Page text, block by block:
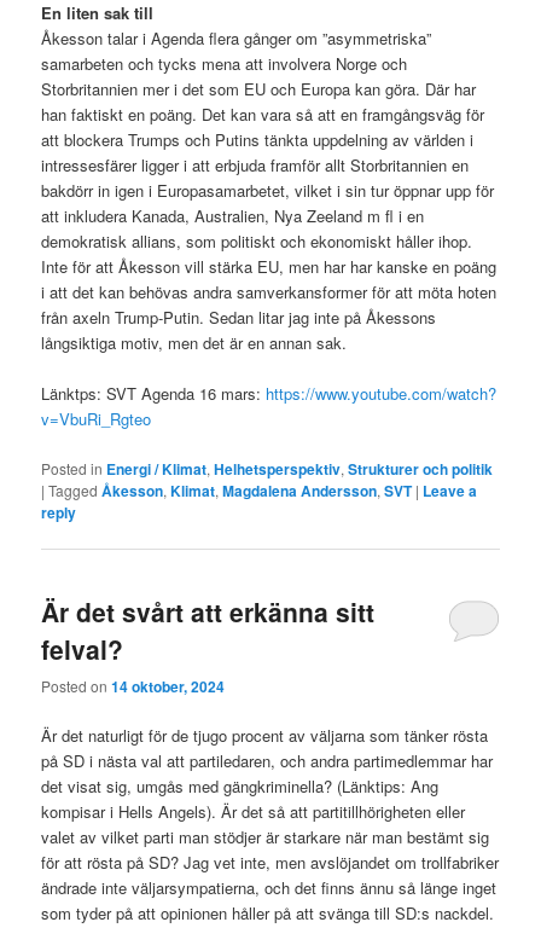
En liten sak till
Åkesson talar i Agenda flera gånger om ”asymmetriska”
samarbeten och tycks mena att involvera Norge och
Storbritannien mer i det som EU och Europa kan göra. Där har
han faktiskt en poäng. Det kan vara så att en framgångsväg för
att blockera Trumps och Putins tänkta uppdelning av världen i
intressesfärer ligger i att erbjuda framför allt Storbritannien en
bakdörr in igen i Europasamarbetet, vilket i sin tur öppnar upp för
att inkludera Kanada, Australien, Nya Zeeland m fl i en
demokratisk allians, som politiskt och ekonomiskt håller ihop.
Inte för att Åkesson vill stärka EU, men har har kanske en poäng
i att det kan behövas andra samverkansformer för att möta hoten
från axeln Trump-Putin. Sedan litar jag inte på Åkessons
långsiktiga motiv, men det är en annan sak.
Länktps: SVT Agenda 16 mars: https://www.youtube.com/watch?
v=VbuRi_Rgteo
Posted in Energi / Klimat,Helhetsperspektiv,Strukturer och politik
|Tagged Åkesson,Klimat,Magdalena Andersson,SVT | Leave a
reply
Är det svårt att erkänna sitt
felval?
Posted on14 oktober, 2024
Är det naturligt för de tjugo procent av väljarna som tänker rösta
på SD i nästa val att partiledaren, och andra partimedlemmar har
det visat sig, umgås med gängkriminella? (Länktips: Ang
kompisar i Hells Angels). Är det så att partitillhörigheten eller
valet av vilket parti man stödjer är starkare när man bestämt sig
för att rösta på SD? Jag vet inte, men avslöjandet om trollfabriker
ändrade inte väljarsympatierna, och det finns ännu så länge inget
som tyder på att opinionen håller på att svänga till SD:s nackdel.